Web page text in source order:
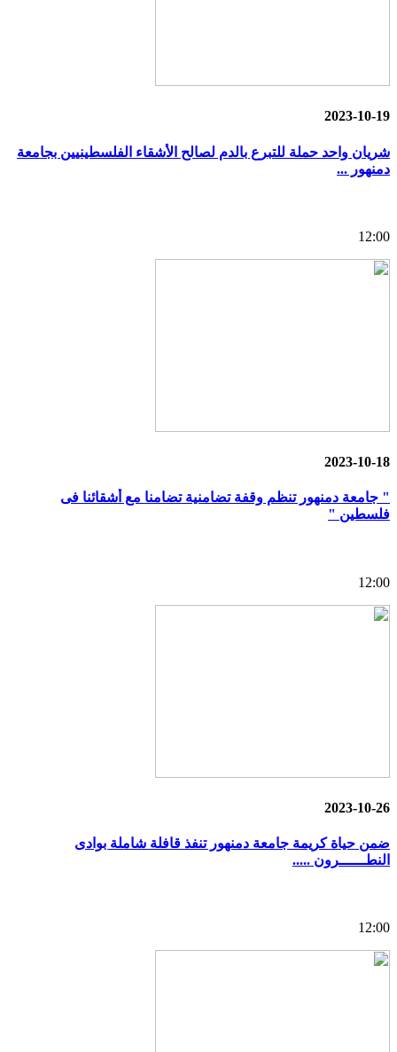
2023-10-19
شريان واحد حملة للتبرع بالدم لصالح الأشقاء الفلسطينيين بجامعة
دمنهور ...
12:00
2023-10-18
" جامعة دمنهور تنظم وقفة تضامنية تضامنا مع أشقائنا فى
فلسطين "
12:00
2023-10-26
ضمن حياة كريمة جامعة دمنهور تنفذ قافلة شاملة بوادى
النطــــــرون .....
12:00